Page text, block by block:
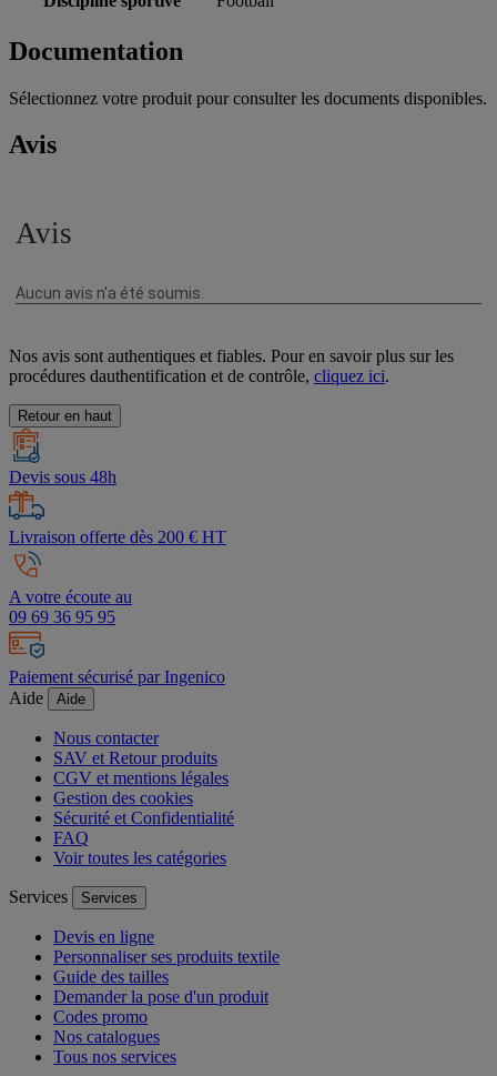
Documentation
Sélectionnez votre produit pour consulter les documents disponibles.
Avis
Nos avis sont authentiques et fiables. Pour en savoir plus sur les
procédures dauthentification et de contrôle, cliquez ici.
Retour en haut
Devis sous 48h
Livraison offerte dès 200 € HT
A votre écoute au
09 69 36 95 95
Paiement sécurisé par Ingenico
Aide
Aide
Nous contacter
SAV et Retour produits
CGV et mentions légales
Gestion des cookies
Sécurité et Confidentialité
FAQ
Voir toutes les catégories
Services Services
Devis en ligne
Personnaliser ses produits textile
Guide des tailles
Demander la pose d'un produit
Codes promo
Nos catalogues
Tous nos services